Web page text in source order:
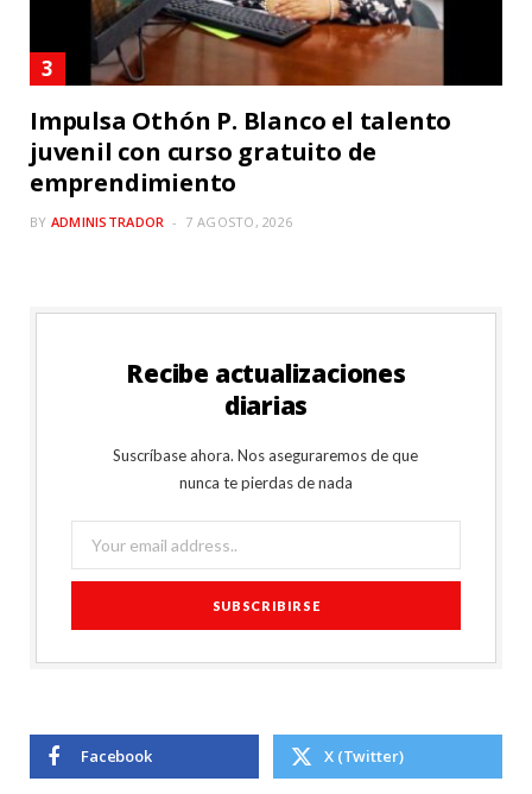
Impulsa Othón P. Blanco el talento
juvenil con curso gratuito de
emprendimiento
BY ADMINISTRADOR 7 AGOSTO, 2026
Recibe actualizaciones
diarias
Suscríbase ahora. Nos aseguraremos de que
nunca te pierdas de nada
Facebook X (Twitter)